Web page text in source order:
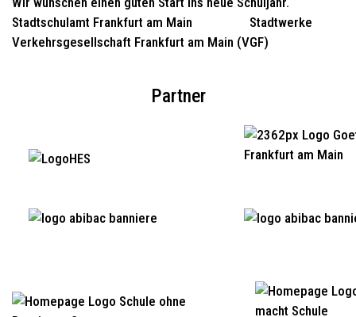
Stadtschulamt Frankfurt am Main Stadtwerke
Verkehrsgesellschaft Frankfurt am Main (VGF)
Partner